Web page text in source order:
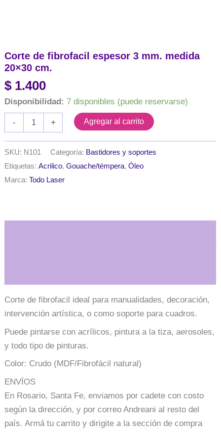
Corte de fibrofacil espesor 3 mm. medida
20×30 cm.
$ 1.400
Disponibilidad: 7 disponibles (puede reservarse)
-
3
mm.
medida
+ Agregar al carrito
SKU: N101 Categoría: Bastidores y soportes
Etiquetas:Acrilico,Gouache/témpera,Óleo
Marca:Todo Laser
Corte de fibrofacil ideal para manualidades, decoración,
intervención artística, o como soporte para cuadros.
Puede pintarse con acrílicos, pintura a la tiza, aerosoles,
y todo tipo de pinturas.
Color: Crudo (MDF/Fibrofácil natural)
ENVÍOS
En Rosario, Santa Fe, enviamos por cadete con costo
según la dirección, y por correo Andreani al resto del
país. Armá tu carrito y dirigite a la sección de compra